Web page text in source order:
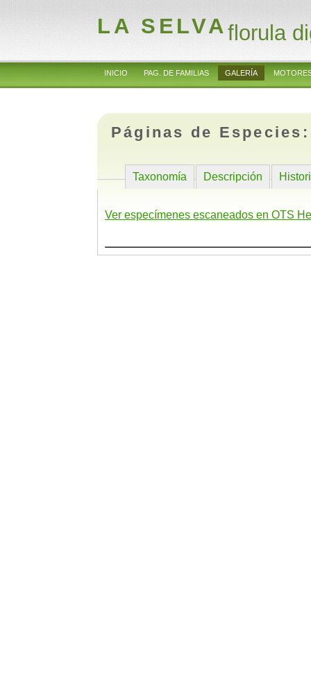
LA SELVAflorula
INICIO PAG. DE FAMILIAS GALERÍA
Páginas de
Taxonomía Descripción
Ver especímenes escaneados en OTS